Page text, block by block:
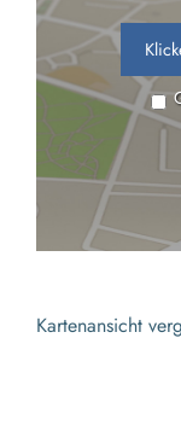
Kartenansicht